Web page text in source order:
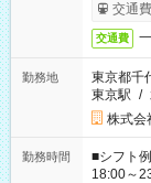
交通
交通費
勤務地
東京都千
東京駅 /
株式会
勤務時間
■シフト
18:00～